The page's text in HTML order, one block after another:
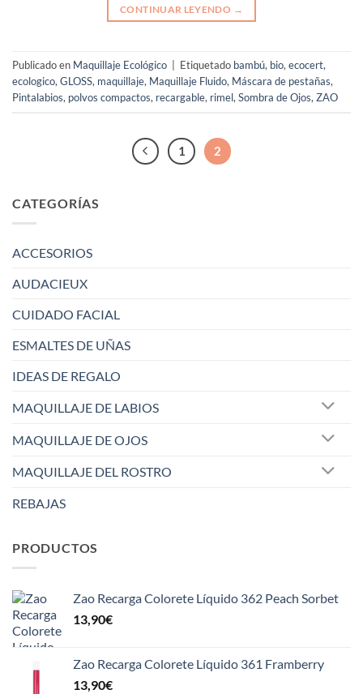
CONTINUAR LEYENDO →
Publicado en Maquillaje Ecológico Etiquetado bambú, bio, ecocert,
ecologico, GLOSS, maquillaje, Maquillaje Fluido, Máscara de pestañas,
Pintalabios, polvos compactos, recargable, rimel, Sombra de Ojos, ZAO
1 2
CATEGORÍAS
ACCESORIOS
AUDACIEUX
CUIDADO FACIAL
ESMALTES DE UÑAS
IDEAS DE REGALO
MAQUILLAJE DE LABIOS
MAQUILLAJE DE OJOS
MAQUILLAJE DEL ROSTRO
REBAJAS
PRODUCTOS
Zao Recarga Colorete Líquido 362 Peach Sorbet
13,90€
Zao Recarga Colorete Líquido 361 Framberry
13,90€